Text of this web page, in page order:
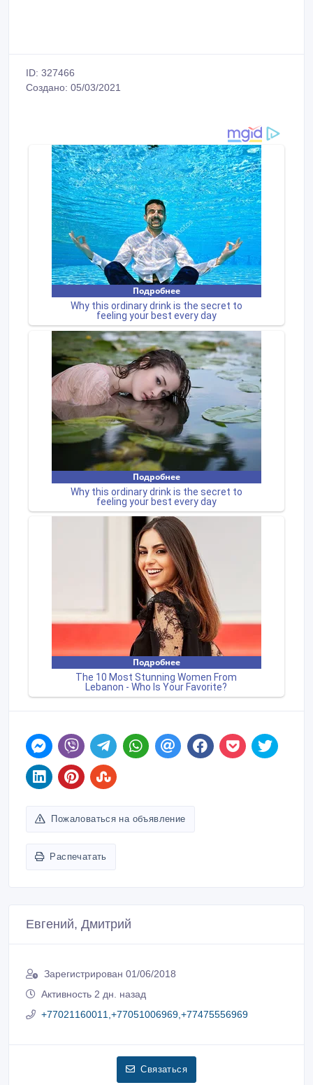
ID: 327466
Создано: 05/03/2021
Пожаловаться на объявление
Распечатать
Евгений, Дмитрий
Зарегистрирован 01/06/2018
Активность 2 дн. назад
+77021160011,+77051006969,+77475556969
Связаться